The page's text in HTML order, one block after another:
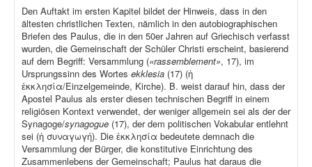
Den Auftakt im ersten Kapitel bildet der Hinweis, dass in den
ältesten christlichen Texten, nämlich in den autobiographischen
Briefen des Paulus, die in den 50er Jahren auf Griechisch verfasst
wurden, die Gemeinschaft der Schüler Christi erscheint, basierend
auf dem Begriff: Versammlung («rassemblement», 17), im
Ursprungssinn des Wortes ekklesia (17) (ἡ
ἐκκλησία/Einzelgemeinde, Kirche). B. weist darauf hin, dass der
Apostel Paulus als erster diesen technischen Begriff in einem
religiösen Kontext verwendet, der weniger allgemein sei als der der
Synagoge/synagogue (17), der dem politischen Vokabular entlehnt
sei (ἡ συναγωγή). Die ἐκκλησία bedeutete demnach die
Versammlung der Bürger, die konstitutive Einrichtung des
Zusammenlebens der Gemeinschaft; Paulus hat daraus die